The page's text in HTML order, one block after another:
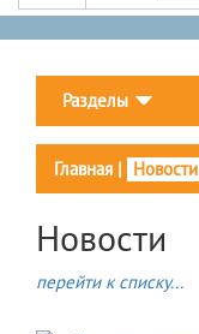
Разделы
Главная | Новости
Новости
перейти к списку...